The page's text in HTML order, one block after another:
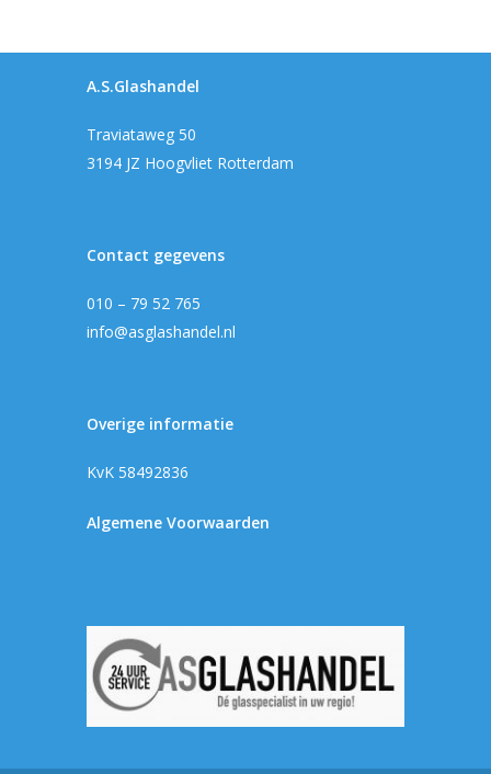
A.S.Glashandel
Traviataweg 50
3194 JZ Hoogvliet Rotterdam
Contact gegevens
010 – 79 52 765
info@asglashandel.nl
Overige informatie
KvK 58492836
Algemene Voorwaarden